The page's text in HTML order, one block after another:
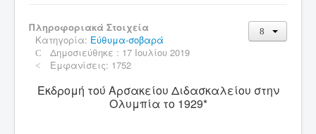
Ιδρυτές - Μέλη
Ευεργέτες
Επικοινωνία Αρσάκη με Φ.Ε.
Ιστορικοί σταθμοί
Πληροφοριακά Στοιχεία
Κατηγορία: Εύθυμα-σοβαρά
Δημοσιεύθηκε : 17 Ιουλίου 2019
Εμφανίσεις: 1752
Εκδρομή τού Αρσακείου Διδασκαλείου στην
Ολυμπία το 1929*